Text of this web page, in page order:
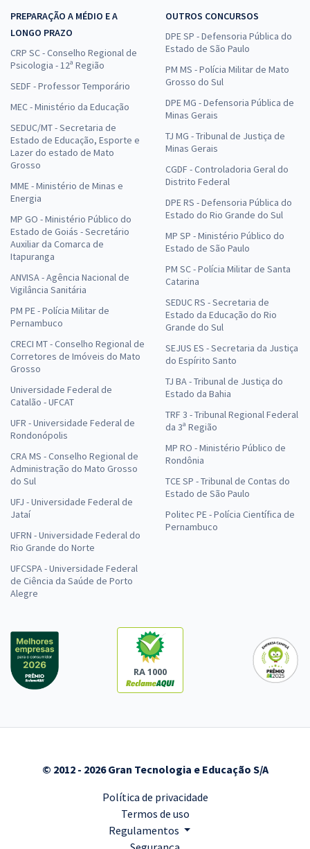
PREPARAÇÃO A MÉDIO E A
LONGO PRAZO
CRP SC - Conselho Regional de
Psicologia - 12ª Região
SEDF - Professor Temporário
MEC - Ministério da Educação
SEDUC/MT - Secretaria de
Estado de Educação, Esporte e
Lazer do estado de Mato
Grosso
MME - Ministério de Minas e
Energia
MP GO - Ministério Público do
Estado de Goiás - Secretário
Auxiliar da Comarca de
Itapuranga
ANVISA - Agência Nacional de
Vigilância Sanitária
PM PE - Polícia Militar de
Pernambuco
CRECI MT - Conselho Regional de
Corretores de Imóveis do Mato
Grosso
Universidade Federal de
Catalão - UFCAT
UFR - Universidade Federal de
Rondonópolis
CRA MS - Conselho Regional de
Administração do Mato Grosso
do Sul
UFJ - Universidade Federal de
Jataí
UFRN - Universidade Federal do
Rio Grande do Norte
UFCSPA - Universidade Federal
de Ciência da Saúde de Porto
Alegre
OUTROS CONCURSOS
DPE SP - Defensoria Pública do
Estado de São Paulo
PM MS - Polícia Militar de Mato
Grosso do Sul
DPE MG - Defensoria Pública de
Minas Gerais
TJ MG - Tribunal de Justiça de
Minas Gerais
CGDF - Controladoria Geral do
Distrito Federal
DPE RS - Defensoria Pública do
Estado do Rio Grande do Sul
MP SP - Ministério Público do
Estado de São Paulo
PM SC - Polícia Militar de Santa
Catarina
SEDUC RS - Secretaria de
Estado da Educação do Rio
Grande do Sul
SEJUS ES - Secretaria da Justiça
do Espírito Santo
TJ BA - Tribunal de Justiça do
Estado da Bahia
TRF 3 - Tribunal Regional Federal
da 3ª Região
MP RO - Ministério Público de
Rondônia
TCE SP - Tribunal de Contas do
Estado de São Paulo
Politec PE - Polícia Científica de
Pernambuco
RA 1000
© 2012 - 2026 Gran Tecnologia e Educação S/A
Política de privacidade
Termos de uso
Regulamentos